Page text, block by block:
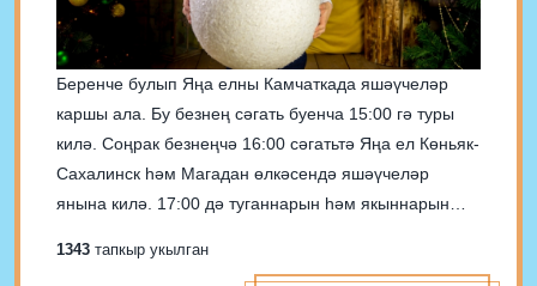
Беренче булып Яңа елны Камчаткада яшәүчеләр
каршы ала. Бу безнең сәгать буенча 15:00 гә туры
килә. Соңрак безнеңчә 16:00 сәгатьтә Яңа ел Көньяк-
Сахалинск һәм Магадан өлкәсендә яшәүчеләр
янына килә. 17:00 дә туганнарын һәм якыннарын
котлый. 18:00 дә Благовещенск, Чита, Амур өлкәсе
1343 тапкыр укылган